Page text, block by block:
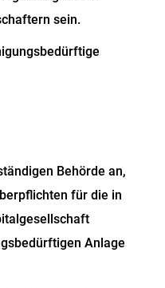
sein.
Behörde an,
für die in
Anlage